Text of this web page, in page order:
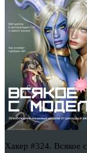
Хакер #324. Всякое